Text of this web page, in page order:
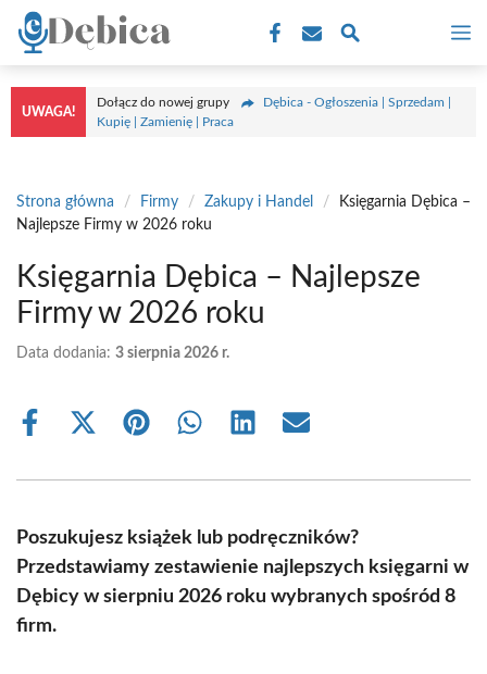
Przejdź
treści
UWAGA!
Dołącz do nowej grupy
Dębica - Ogłoszenia | Sprzedam |
Kupię | Zamienię | Praca
Strona główna / Firmy / Zakupy i Handel /
Księgarnia Dębica –
Najlepsze Firmy w 2026 roku
Księgarnia Dębica – Najlepsze
Firmy w 2026 roku
Data dodania: 3 sierpnia 2026 r.
Share
Share
(Twitter)
Share Share Share Share
Poszukujesz książek lub podręczników?
Przedstawiamy zestawienie najlepszych księgarni w
Dębicy w sierpniu 2026 roku wybranych spośród 8
firm.